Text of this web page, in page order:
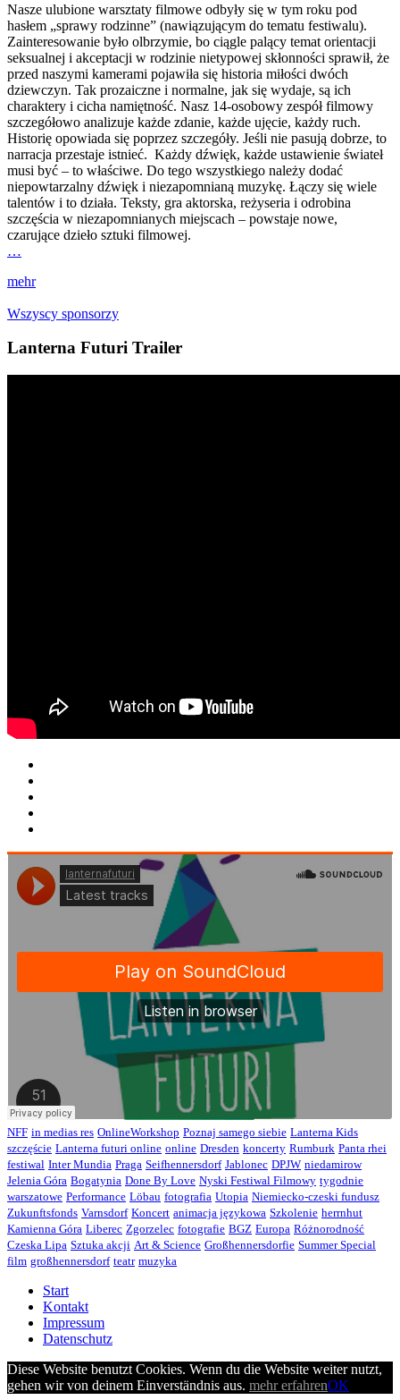
Nasze ulubione warsztaty filmowe odbyły się w tym roku pod
hasłem „sprawy rodzinne” (nawiązującym do tematu festiwalu).
Zainteresowanie było olbrzymie, bo ciągle palący temat orientacji
seksualnej i akceptacji w rodzinie nietypowej skłonności sprawił, że
przed naszymi kamerami pojawiła się historia miłości dwóch
dziewczyn. Tak prozaiczne i normalne, jak się wydaje, są ich
charaktery i cicha namiętność. Nasz 14-osobowy zespół filmowy
szczegółowo analizuje każde zdanie, każde ujęcie, każdy ruch.
Historię opowiada się poprzez szczegóły. Jeśli nie pasują dobrze, to
narracja przestaje istnieć. Każdy dźwięk, każde ustawienie świateł
musi być – to właściwe. Do tego wszystkiego należy dodać
niepowtarzalny dźwięk i niezapomnianą muzykę. Łączy się wiele
talentów i to działa. Teksty, gra aktorska, reżyseria i odrobina
szczęścia w niezapomnianych miejscach – powstaje nowe,
czarujące dzieło sztuki filmowej.
…
mehr
Wszyscy sponsorzy
Lanterna Futuri Trailer
NFF in medias res OnlineWorkshop Poznaj samego siebie Lanterna Kids
szczęście Lanterna futuri online online Dresden koncerty Rumburk Panta rhei
festiwal Inter Mundia Praga Seifhennersdorf Jablonec DPJW niedamirow
Jelenia Góra Bogatynia Done By Love Nyski Festiwal Filmowy tygodnie
warszatowe Performance Löbau fotografia Utopia Niemiecko-czeski fundusz
Zukunftsfonds Varnsdorf Koncert animacja językowa Szkolenie herrnhut
Kamienna Góra Liberec Zgorzelec fotografie BGZ Europa Różnorodność
Czeska Lipa Sztuka akcji Art & Science Großhennersdorfie Summer Special
film großhennersdorf teatr muzyka
Start
Kontakt
Impressum
Datenschutz
Diese Website benutzt Cookies. Wenn du die Website weiter nutzt,
gehen wir von deinem Einverständnis aus. mehr erfahrenOK